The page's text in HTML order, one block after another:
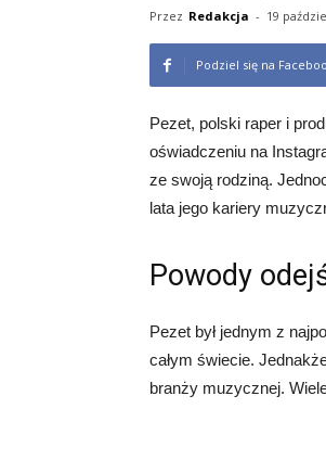
Przez Redakcja - 19
Podziel się na
Pezet, polski raper i
oświadczeniu na
ze swoją rodziną.
lata jego kariery
Powody
Pezet był jednym z
całym świecie.
branży muzycznej.